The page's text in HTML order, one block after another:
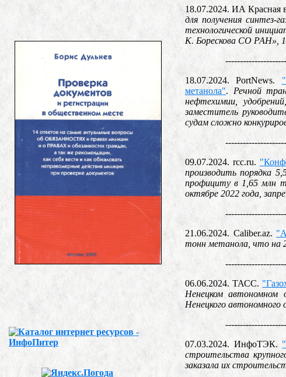
18.07.2024. ИА Красная
для получения
технологической
К. Борескова СО РАН»,
18.07.2024. PortNews.
метанола". Речной
нефтехимии,
заместитель
судам сложно
09.07.2024. rcc.ru.
производить порядка
профициту в 1,65 млн
октябре 2022 года,
21.06.2024. Caliber.az.
тонн метанола, что на
06.06.2024. ТАСС.
Ненецком
Ненецкого
07.03.2024. ИнфоТЭК.
строительства
заказала их